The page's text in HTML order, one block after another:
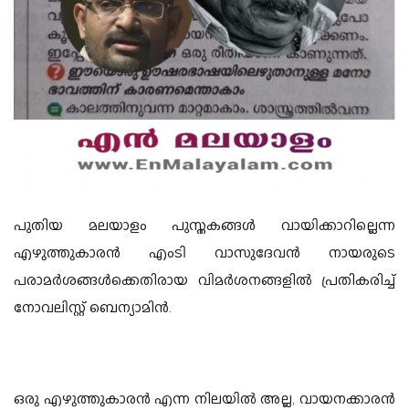
പുതിയ മലയാളം പുസ്തകങ്ങള്‍ വായിക്കാറില്ലെന്ന
എഴുത്തുകാരന്‍ എംടി വാസുദേവന്‍ നായരുടെ
പരാമര്‍ശങ്ങള്‍ക്കെതിരായ വിമര്‍ശനങ്ങളില്‍ പ്രതികരിച്ച്‌
നോവലിസ്റ്റ് ബെന്യാമിന്‍.
ഒരു എഴുത്തുകാരന്‍ എന്ന നിലയില്‍ അല്ല, വായനക്കാരന്‍